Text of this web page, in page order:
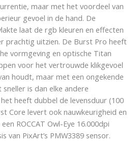
maar met het voordeel van
gevoel in de hand. De
laat de rgb kleuren en effecten
prachtig uitzien. De Burst Pro heeft
vormgeving en optische Titan
voor het vertrouwde klikgevoel
houdt, maar met een ongekende
is dan elke andere
heeft dubbel de levensduur (100
Core levert ook nauwkeurigheid en
ROCCAT Owl-Eye 16.000dpi
van PixArt’s PMW3389 sensor.